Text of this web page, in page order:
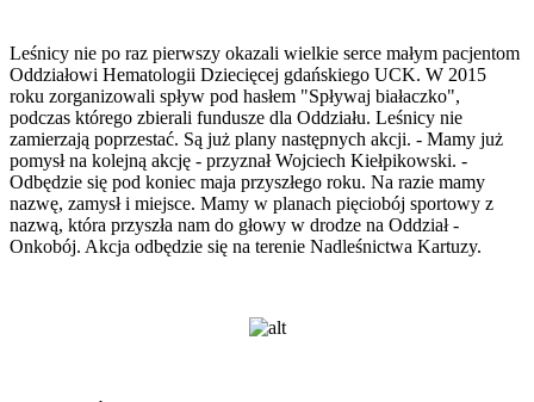
Leśnicy nie po raz pierwszy okazali wielkie serce małym pacjentom
Oddziałowi Hematologii Dziecięcej gdańskiego UCK. W 2015
roku zorganizowali spływ pod hasłem "Spływaj białaczko",
podczas którego zbierali fundusze dla Oddziału. Leśnicy nie
zamierzają poprzestać. Są już plany następnych akcji. - Mamy już
pomysł na kolejną akcję - przyznał Wojciech Kiełpikowski. -
Odbędzie się pod koniec maja przyszłego roku. Na razie mamy
nazwę, zamysł i miejsce. Mamy w planach pięciobój sportowy z
nazwą, która przyszła nam do głowy w drodze na Oddział -
Onkobój. Akcja odbędzie się na terenie Nadleśnictwa Kartuzy.